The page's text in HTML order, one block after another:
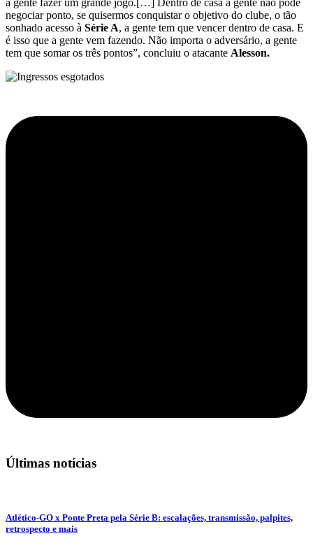
a gente fazer um grande jogo.[…] Dentro de casa a gente não pode
negociar ponto, se quisermos conquistar o objetivo do clube, o tão
sonhado acesso à Série A, a gente tem que vencer dentro de casa. E
é isso que a gente vem fazendo. Não importa o adversário, a gente
tem que somar os três pontos”, concluiu o atacante Alesson.
Últimas notícias
Atlético-GO x Ponte Preta pela Série B: escalações, transmissão, palpites,
retrospecto e mais